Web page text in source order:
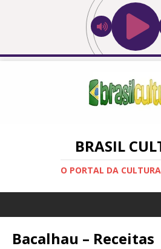
BRASIL
O PORTAL DA
Bacalhau – Receitas